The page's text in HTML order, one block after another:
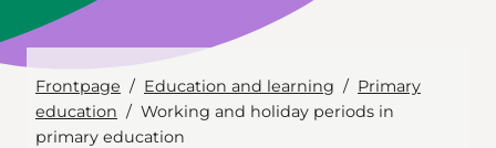
Frontpage Education and learning
Primary
education
Working and holiday periods in
primary education